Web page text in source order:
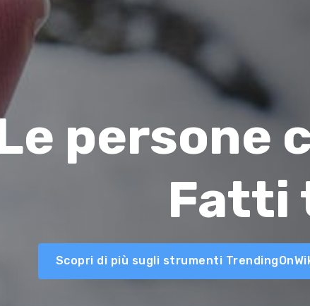
persone
Fatti
Scopri di più sugli strumenti